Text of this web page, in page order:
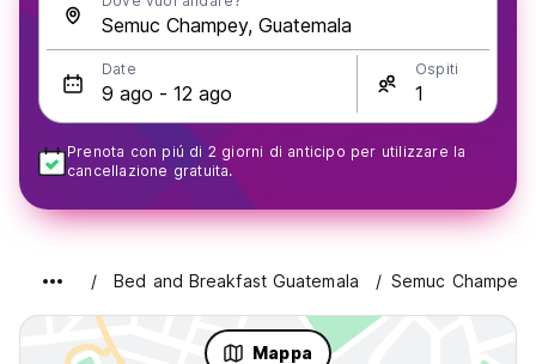
Date Ospiti
Prenota con piú di 2 giorni di anticipo per utilizzare la
cancellazione gratuita.
Bed and Breakfast Guatemala Semuc Champey
Mappa